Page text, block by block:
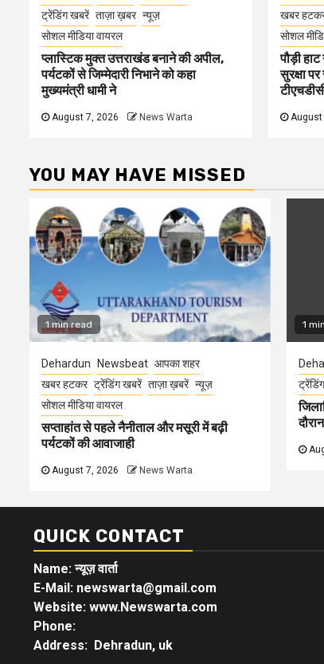
ट्रेंडिंग खबरें ताज़ा ख़बर न्यूज़
सोशल मीडिया वायरल
प्लास्टिक मुक्त उत्तराखंड बनाने की अपील,
पर्यटकों से जिम्मेदारी निभाने को कहा
मुख्यमंत्री धामी ने
August 7, 2026 News Warta
खबर
सोशल
पौड़ी हाट
सुरक्षा पर
August
YOU MAY HAVE MISSED
1 min read
Dehardun Newsbeat आपका शहर
खबर हटकर ट्रेंडिंग खबरें ताज़ा ख़बरें न्यूज़
सोशल मीडिया वायरल
सप्ताहांत से पहले नैनीताल और मसूरी में बढ़ी
पर्यटकों की आवाजाही
August 7, 2026 News Warta
1
QUICK CONTACT
Name: न्यूज़ वार्ता
E-Mail: newswarta@gmail.com
Website: www.Newswarta.com
Phone:
Address: Dehradun, uk